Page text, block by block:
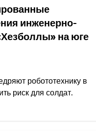
инженерно-
на юге
робототехнику в
риск для солдат.